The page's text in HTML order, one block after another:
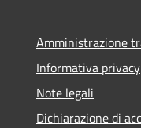
Amministrazione
Informativa privacy
Note legali
Dichiarazione di